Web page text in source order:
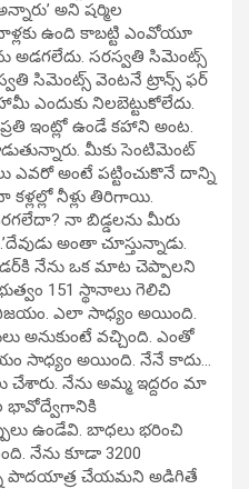
అని షర్మిల
ఉంది కాబట్టి ఎంవోయూ
సరస్వతి సిమెంట్స్
సిమెంట్స్ వెంటనే ట్రాన్స్ ఫర్
ఎందుకు నిలబెట్టుకోలేదు.
ఇంట్లో ఉండే కహాని అంట.
మీకు సెంటిమెంట్
అంటే పట్టించుకొనే దాన్ని
నీళ్లు తిరిగాయి.
నా బిడ్డలను మీరు
అంతా చూస్తున్నాడు.
నేను ఒక మాట చెప్పాలని
151 స్థానాలు గెలిచి
విజయం. ఎలా సాధ్యం అయింది.
అనుకుంటే వచ్చింది. ఎంతో
సాధ్యం అయింది. నేనే కాదు…
నేను అమ్మ ఇద్దరం మా
భావోద్వేగానికి
ఉండేవి. బాధలు భరించి
నేను కూడా 3200
పాదయాత్ర చేయమని అడిగితే